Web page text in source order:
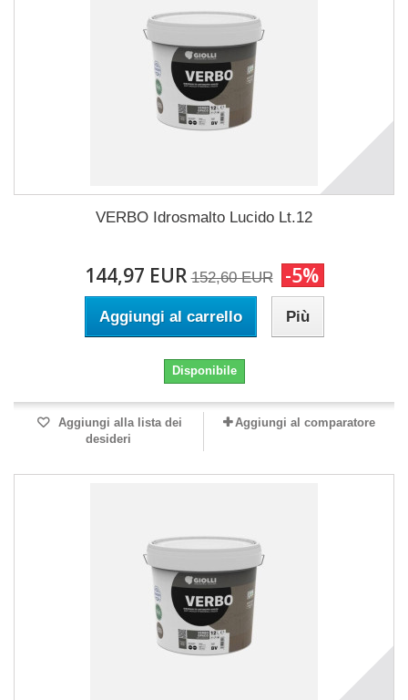
VERBO Idrosmalto Lucido Lt.12
144,97 EUR 152,60 EUR -5%
Aggiungi al carrello Più
Disponibile
Aggiungi alla lista dei
desideri
Aggiungi al comparatore